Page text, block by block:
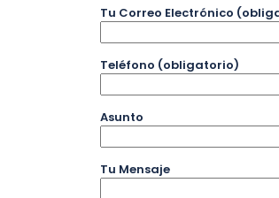
Tu Correo Electrónico
Teléfono (obligatorio)
Asunto
Tu Mensaje